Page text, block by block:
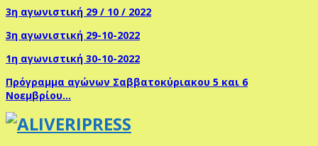
3η αγωνιστική 29 / 10 / 2022
3η αγωνιστική 29-10-2022
1η αγωνιστική 30-10-2022
Πρόγραμμα αγώνων Σαββατοκύριακου 5 και 6
Νοεμβρίου…